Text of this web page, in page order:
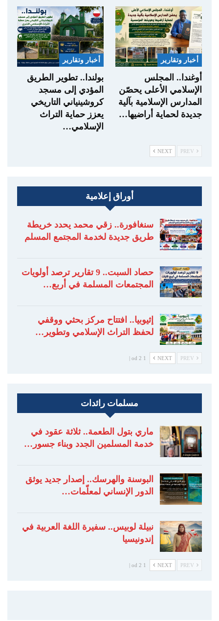
أخبار وتقارير
أوغندا.. المجلس
الإسلامي الأعلى يحصّن
المدارس الإسلامية بآلية
جديدة لحماية أراضيها…
أخبار وتقارير
بولندا.. تطوير الطريق
المؤدي إلى مسجد
كروشينياني التاريخي
يعزز حماية التراث
الإسلامي…
NEXT
أوراق إعلامية
سنغافورة.. زقي محمد يحدد خريطة
طريق جديدة لخدمة المجتمع المسلم
حصاد السبت.. 9 تقارير ترصد أولويات
المجتمعات المسلمة في أربع…
إثيوبيا.. افتتاح مركز بحثي ووقفي
لحفظ التراث الإسلامي وتطوير…
NEXT
1 od 2 |
مسلمات رائدات
ماري بتول الطعمة.. ثلاثة عقود في
خدمة المسلمين الجدد وبناء جسور…
البوسنة والهرسك.. إصدار جديد يوثق
الدور الإنساني لمعلّمات…
نبيلة لوبيس.. سفيرة اللغة العربية في
إندونيسيا
NEXT
1 od 2 |